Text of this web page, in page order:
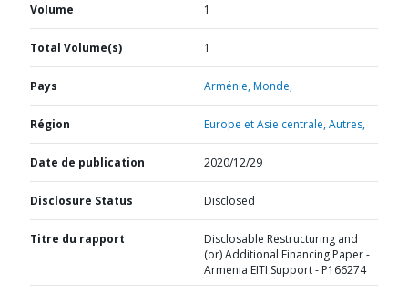
Volume 1
Total Volume(s) 1
Pays Arménie,Monde,
Région Europe et Asie centrale,Autres,
Date de publication 2020/12/29
Disclosure Status Disclosed
Titre du rapport
Disclosable Restructuring and
(or) Additional Financing Paper -
Armenia EITI Support - P166274